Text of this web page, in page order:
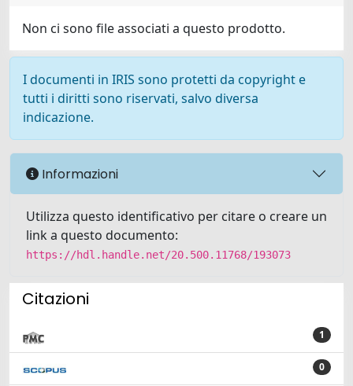
Non ci sono file associati a questo prodotto.
I documenti in IRIS sono protetti da copyright e
tutti i diritti sono riservati, salvo diversa
indicazione.
Informazioni
Utilizza questo identificativo per citare o creare un
link a questo documento:
https://hdl.handle.net/20.500.11768/193073
Citazioni
1
0